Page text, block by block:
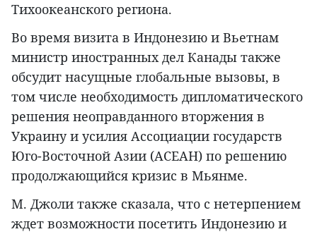
Тихоокеанского региона.
Во время визита в Индонезию и Вьетнам
министр иностранных дел Канады также
обсудит насущные глобальные вызовы, в
том числе необходимость дипломатического
решения неоправданного вторжения в
Украину и усилия Ассоциации государств
Юго-Восточной Азии (АСЕАН) по решению
продолжающийся кризис в Мьянме.
М. Джоли также сказала, что с нетерпением
ждет возможности посетить Индонезию и